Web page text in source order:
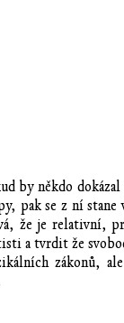
by někdo
pak se z ní stane
že je relativní,
a tvrdit že
zákonů,